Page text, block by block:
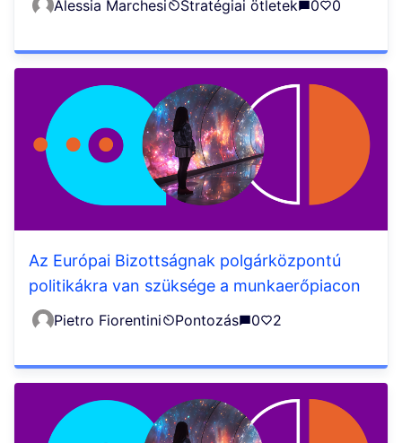
Alessia Marchesi Stratégiai ötletek 0 0
Az Európai Bizottságnak polgárközpontú
politikákra van szüksége a munkaerőpiacon
Pietro Fiorentini Pontozás 0 2